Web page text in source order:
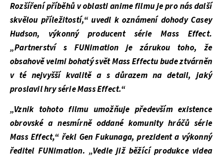
Rozšíření příběhů v oblasti anime filmu je pro nás další
skvělou příležitostí,“ uvedl k oznámení dohody Casey
Hudson, výkonný producent série Mass Effect.
„Partnerství s FUNimation je zárukou toho, že
obsahově velmi bohatý svět Mass Effectu bude ztvárněn
v té nejvyšší kvalitě a s důrazem na detail, jaký
proslavil hry série Mass Effect.“
„Vznik tohoto filmu umožňuje především existence
obrovské a nesmírně oddané komunity hráčů série
Mass Effect,“ řekl Gen Fukunaga, prezident a výkonný
ředitel FUNimation. „Vedle již běžící produkce videa